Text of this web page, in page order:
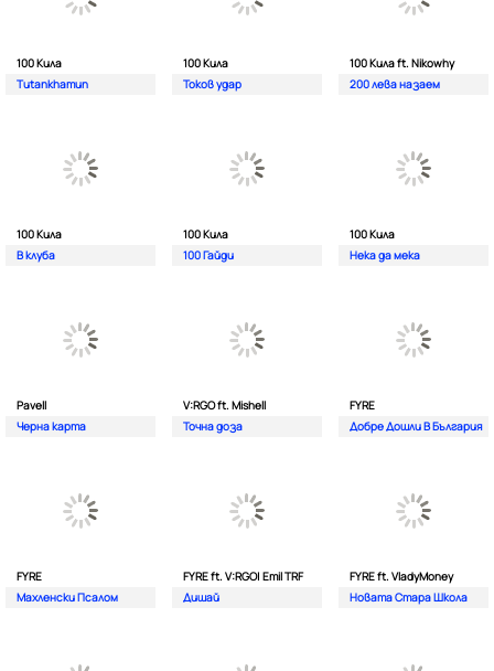
100 Кила
Tutankhamun
100 Кила
Токов удар
100 Кила ft. Nikowhy
200 лева назаем
100 Кила
В клуба
100 Кила
100 Гайди
100 Кила
Нека да мека
Pavell
Черна карта
V:RGO ft. Mishell
Точна доза
FYRE
Добре Дошли В България
FYRE
Махленски Псалом
FYRE ft. V:RGO| Emil TRF
Дишай
FYRE ft. VladyMoney
Новата Стара Школа